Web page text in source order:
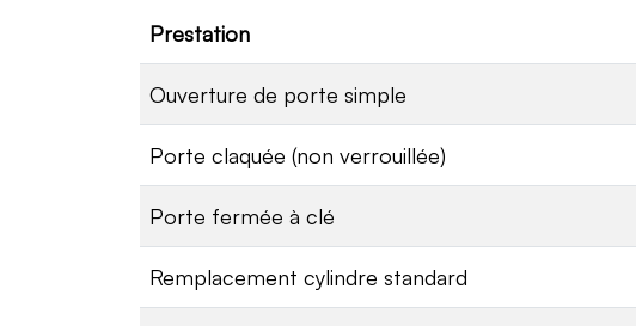
Prestation
Ouverture de porte simple
Porte claquée (non verrouillée)
Porte fermée à clé
Remplacement cylindre standard